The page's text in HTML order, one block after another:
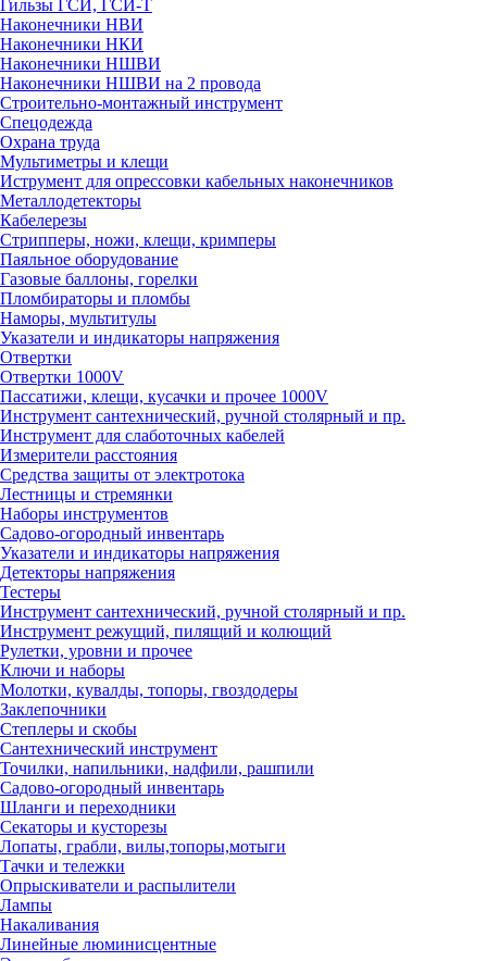
Гильзы ГСИ, ГСИ-Т
Наконечники НВИ
Наконечники НКИ
Наконечники НШВИ
Наконечники НШВИ на 2 провода
Строительно-монтажный инструмент
Спецодежда
Охрана труда
Мультиметры и клещи
Иструмент для опрессовки кабельных наконечников
Металлодетекторы
Кабелерезы
Стрипперы, ножи, клещи, кримперы
Паяльное оборудование
Газовые баллоны, горелки
Пломбираторы и пломбы
Наморы, мультитулы
Указатели и индикаторы напряжения
Отвертки
Отвертки 1000V
Пассатижи, клещи, кусачки и прочее 1000V
Инструмент сантехнический, ручной столярный и пр.
Инструмент для слаботочных кабелей
Измерители расстояния
Средства защиты от электротока
Лестницы и стремянки
Наборы инструментов
Садово-огородный инвентарь
Указатели и индикаторы напряжения
Детекторы напряжения
Тестеры
Инструмент сантехнический, ручной столярный и пр.
Инструмент режущий, пилящий и колющий
Рулетки, уровни и прочее
Ключи и наборы
Молотки, кувалды, топоры, гвоздодеры
Заклепочники
Степлеры и скобы
Сантехнический инструмент
Точилки, напильники, надфили, рашпили
Садово-огородный инвентарь
Шланги и переходники
Секаторы и кусторезы
Лопаты, грабли, вилы,топоры,мотыги
Тачки и тележки
Опрыскиватели и распылители
Лампы
Накаливания
Линейные люминисцентные